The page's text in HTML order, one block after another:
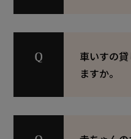
車いすの
ますか。